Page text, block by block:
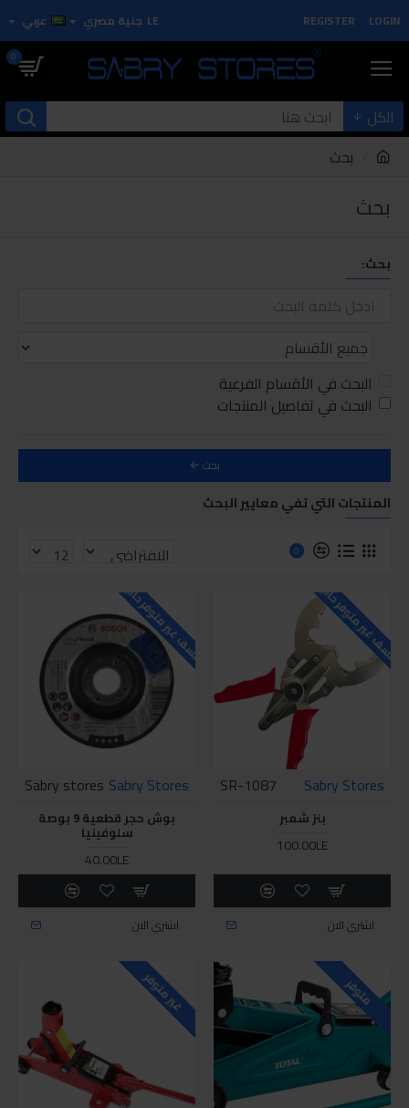
LOGIN
REGISTER
LE جنية مصري عربي
0
الكل
بحث
بحث
بحث:
البحث في الأقسام الفرعية
البحث في تفاصيل المنتجات
بحث
المنتجات التي تفي معايير البحث
0
للاسف غير متوفر حاليا
Sabry Stores
SR-1087
بنز شمبر
100.00LE
اشتري الان
للاسف غير متوفر حاليا
Sabry Stores
Sabry stores
بوش حجر قطعية 9 بوصة
سلوفينيا
40.00LE
اشتري الان
متوفر غير متوفر